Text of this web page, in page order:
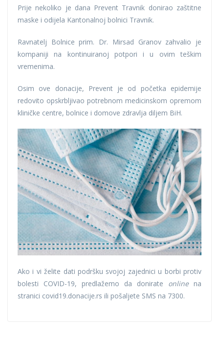
Prije nekoliko je dana Prevent Travnik donirao zaštitne
maske i odijela Kantonalnoj bolnici Travnik.
Ravnatelj Bolnice prim. Dr. Mirsad Granov zahvalio je
kompaniji na kontinuiranoj potpori i u ovim teškim
vremenima.
Osim ove donacije, Prevent je od početka epidemije
redovito opskrbljivao potrebnom medicinskom opremom
kliničke centre, bolnice i domove zdravlja diljem BiH.
Ako i vi želite dati podršku svojoj zajednici u borbi protiv
bolesti COVID-19, predlažemo da donirate onlinena
stranici covid19.donacije.rs ili pošaljete SMS na 7300.